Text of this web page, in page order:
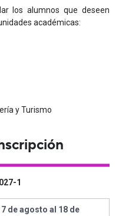
los alumnos que deseen
académicas:
y Turismo
1
7 de agosto al 18 de